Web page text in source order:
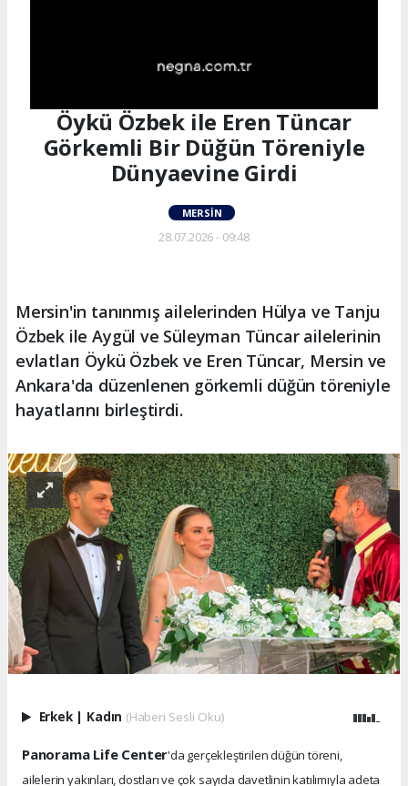
Öykü Özbek ile Eren Tüncar
Görkemli Bir Düğün Töreniyle
Dünyaevine Girdi
MERSIN
28.07.2026 - 09:48
Mersin'in tanınmış ailelerinden Hülya ve Tanju
Özbek ile Aygül ve Süleyman Tüncar ailelerinin
evlatları Öykü Özbek ve Eren Tüncar, Mersin ve
Ankara'da düzenlenen görkemli düğün töreniyle
hayatlarını birleştirdi.
Erkek | Kadın (Haberi Sesli Oku)
Panorama Life Center'da gerçekleştirilen düğün töreni,
ailelerin yakınları, dostları ve çok sayıda davetlinin katılımıyla adeta